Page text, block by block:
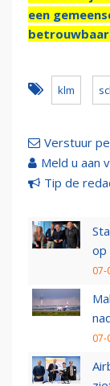
een
klm
Verstuur
Meld u aan
Tip de
op
07-
07-